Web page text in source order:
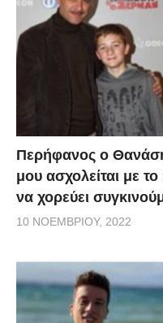
Περήφανος ο
μου ασχολείται με
να χορεύει
10 ΝΟΕΜΒΡΊΟΥ, 2022